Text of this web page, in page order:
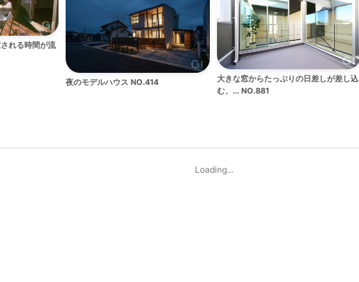
れる時間が流
夜のモデルハウス NO.414
大きな窓からたっぷりの日差しが差し込
む、... NO.881
Loading...